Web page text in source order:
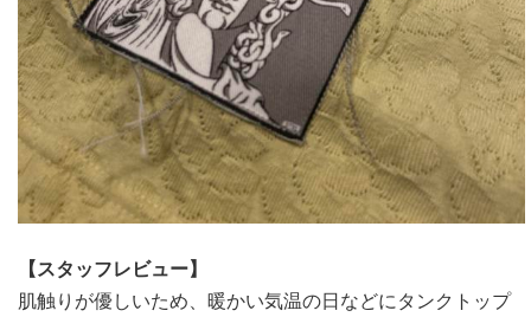
【スタッフレビュー】
肌触りが優しいため、暖かい気温の日などにタンクトップ